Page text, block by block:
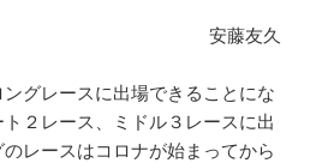
安藤友久
グレースに出場できることにな
２レース、ミドル３レースに出
レースはコロナが始まってから